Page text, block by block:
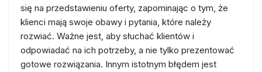
się na przedstawieniu oferty, zapominając o tym, że
klienci mają swoje obawy i pytania, które należy
rozwiać. Ważne jest, aby słuchać klientów i
odpowiadać na ich potrzeby, a nie tylko prezentować
gotowe rozwiązania. Innym istotnym błędem jest